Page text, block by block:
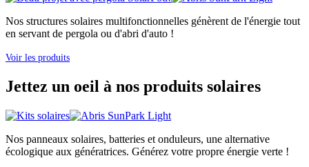
Nos structures solaires multifonctionnelles génèrent de l'énergie tout
en servant de pergola ou d'abri d'auto !
Voir les produits
Jettez un oeil à nos produits solaires
Nos panneaux solaires, batteries et onduleurs, une alternative
écologique aux génératrices. Générez votre propre énergie verte !